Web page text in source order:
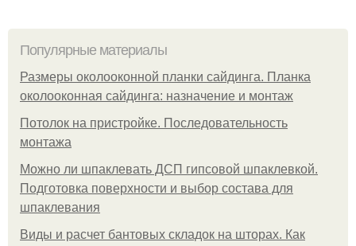
Популярные материалы
Размеры околооконной планки сайдинга. Планка
околооконная сайдинга: назначение и монтаж
Потолок на пристройке. Последовательность
монтажа
Можно ли шпаклевать ДСП гипсовой шпаклевкой.
Подготовка поверхности и выбор состава для
шпаклевания
Виды и расчет бантовых складок на шторах. Как